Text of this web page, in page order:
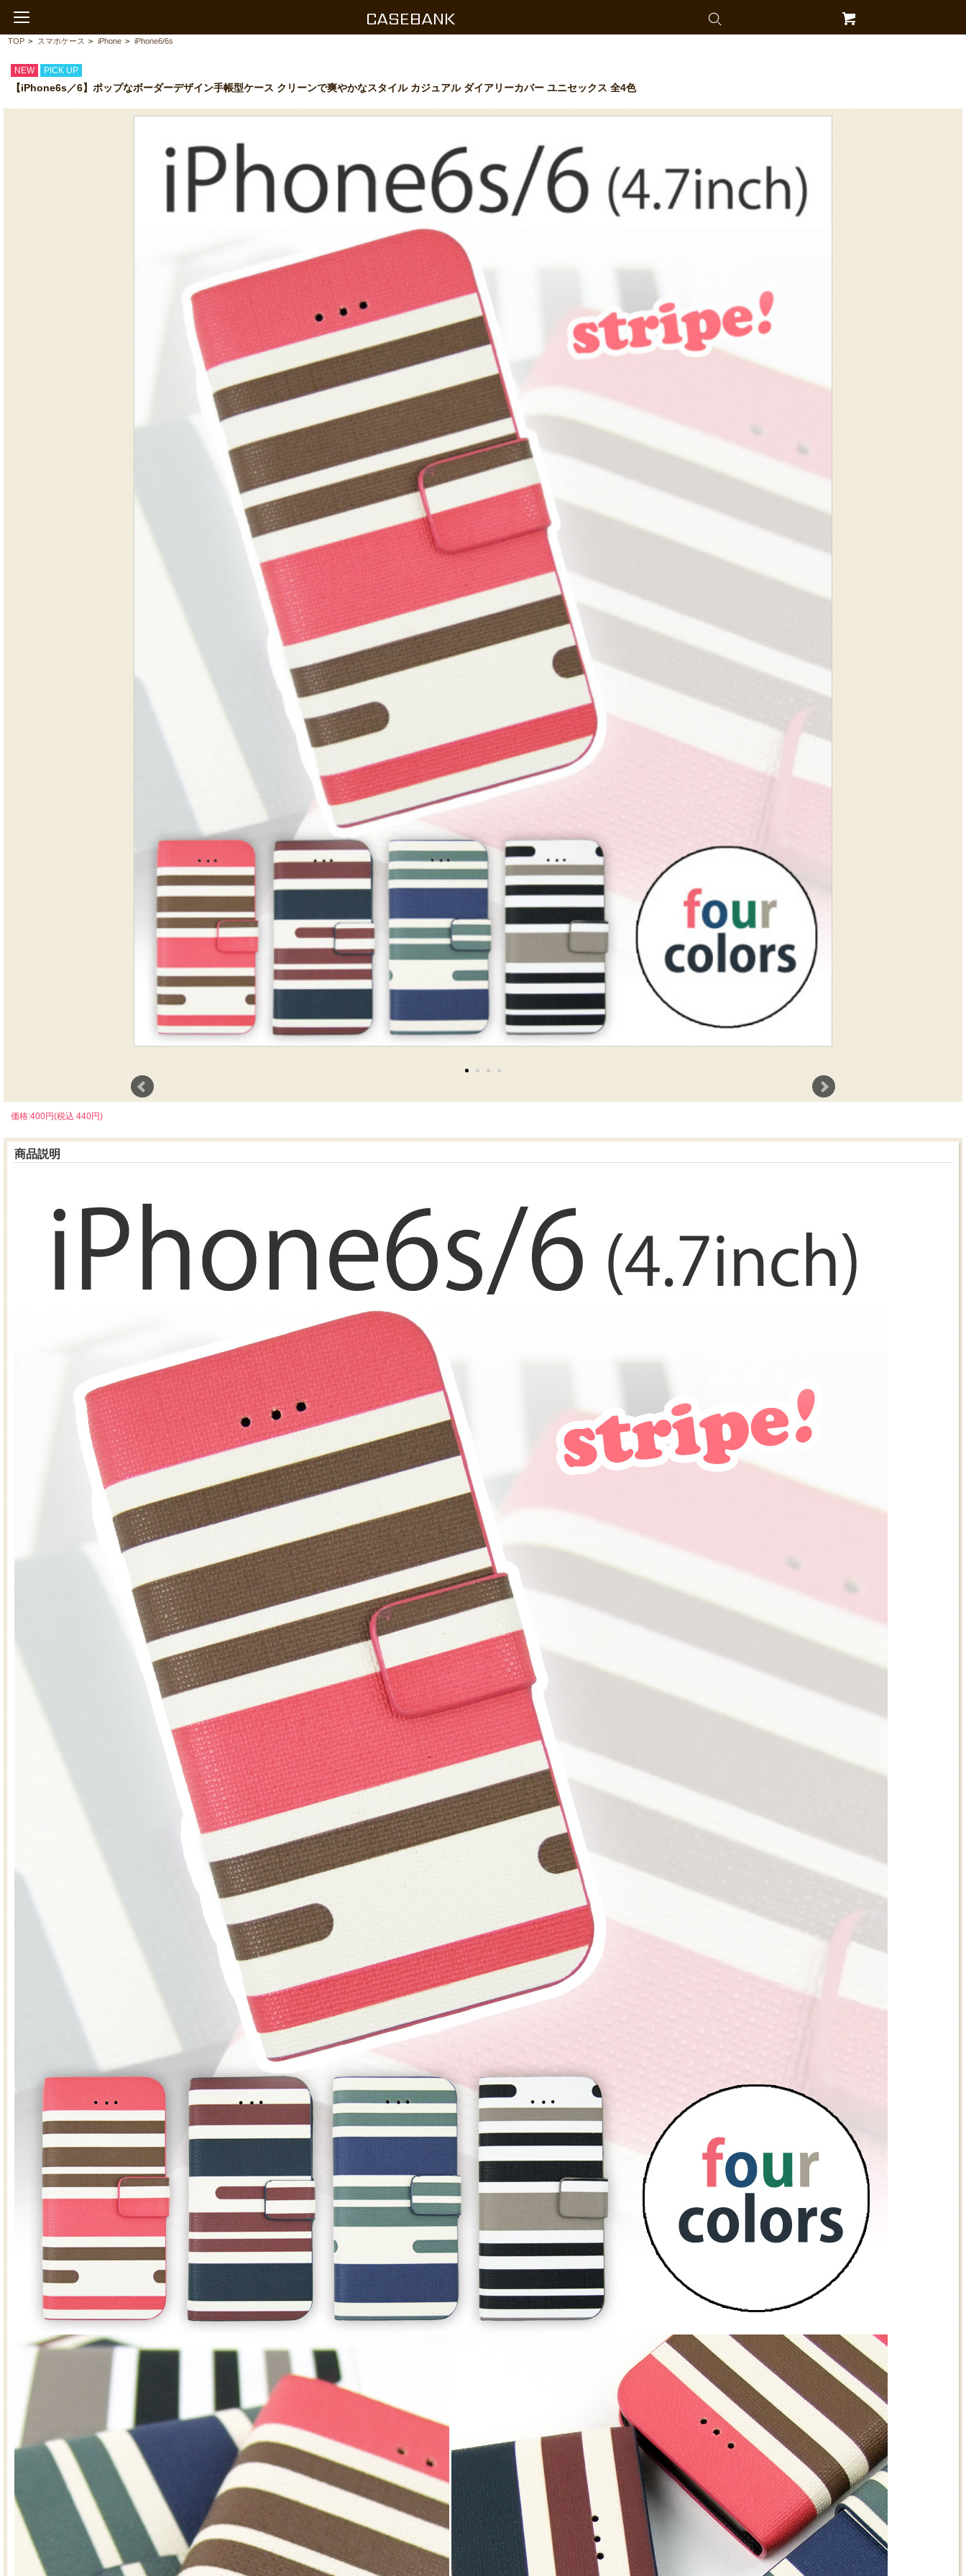
CASEBANK
TOP > スマホケース > iPhone > iPhone6/6s
NEW PICK UP
【iPhone6s／6】ポップなボーダーデザイン手帳型ケース クリーンで爽やかなスタイル カジュアル ダイアリーカバー ユニセックス 全4色
価格:400円(税込 440円)
商品説明